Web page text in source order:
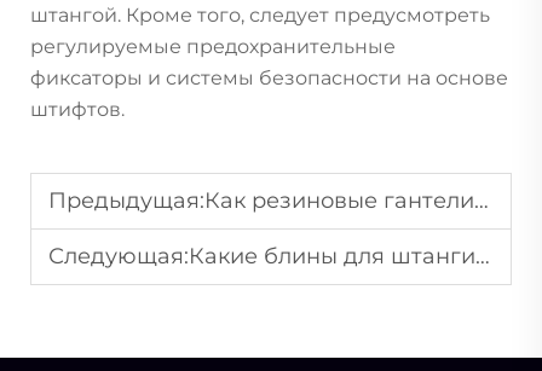
штангой. Кроме того, следует предусмотреть
регулируемые предохранительные
фиксаторы и системы безопасности на основе
штифтов.
Предыдущая:Как резиновые гантели сочетают в себе прочность и доступность?
Следующая:Какие блины для штанги лучше всего подходят для силовых тренировок в коммерчесом фитнес-зале?